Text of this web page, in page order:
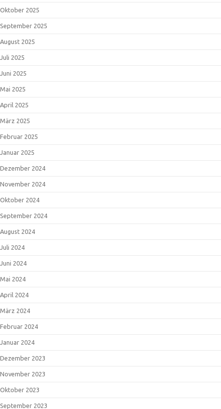
Oktober 2025
September 2025
August 2025
Juli 2025
Juni 2025
Mai 2025
April 2025
März 2025
Februar 2025
Januar 2025
Dezember 2024
November 2024
Oktober 2024
September 2024
August 2024
Juli 2024
Juni 2024
Mai 2024
April 2024
März 2024
Februar 2024
Januar 2024
Dezember 2023
November 2023
Oktober 2023
September 2023